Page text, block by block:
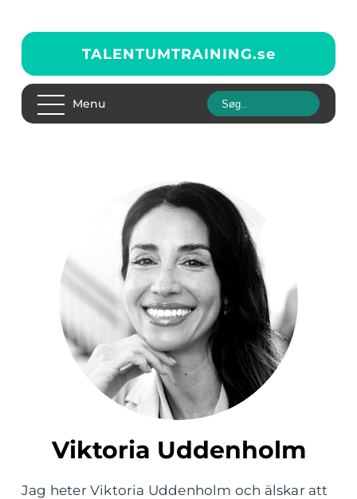
TALENTUMTRAINING.se
Menu
Viktoria Uddenholm
Jag heter Viktoria Uddenholm och älskar att